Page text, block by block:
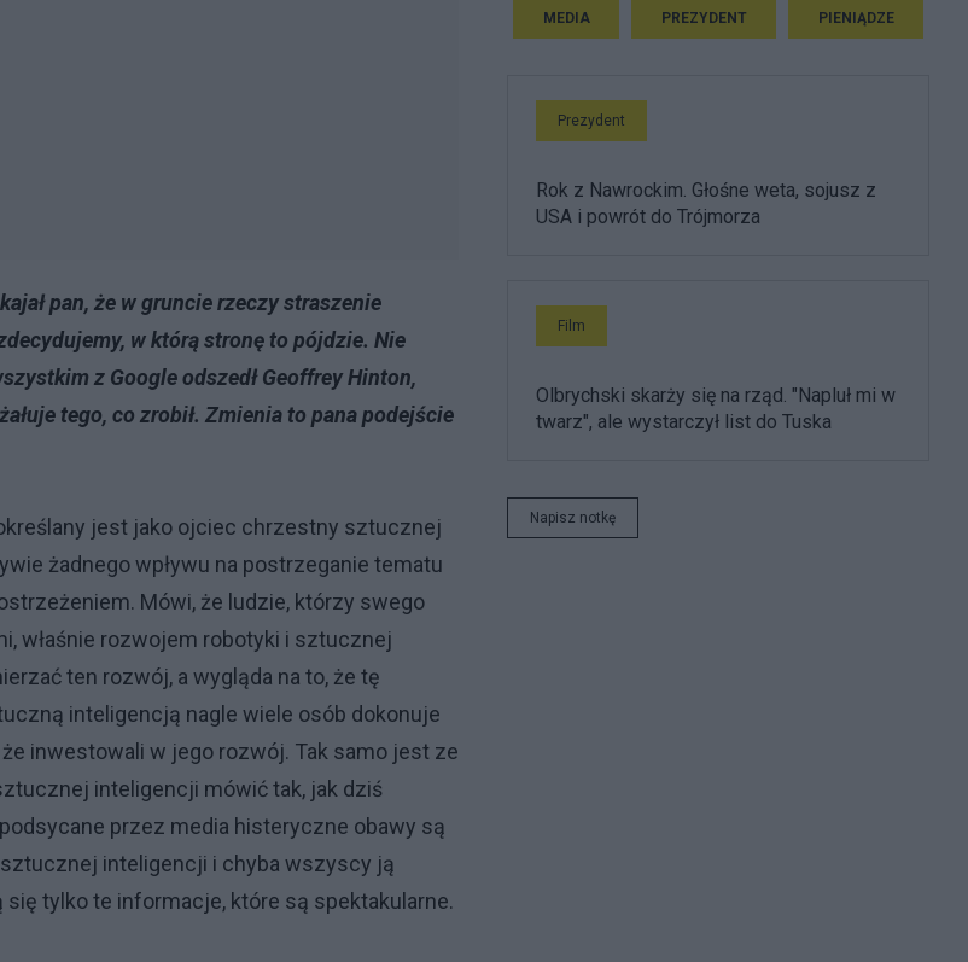
pan, że w gruncie rzeczy straszenie
w którą stronę to pójdzie. Nie
z Google odszedł Geoffrey Hinton,
tego, co zrobił. Zmienia to pana podejście
jest jako ojciec chrzestny sztucznej
żadnego wpływu na postrzeganie tematu
Mówi, że ludzie, którzy swego
właśnie rozwojem robotyki i sztucznej
ten rozwój, a wygląda na to, że tę
inteligencją nagle wiele osób dokonuje
inwestowali w jego rozwój. Tak samo jest ze
inteligencji mówić tak, jak dziś
przez media histeryczne obawy są
inteligencji i chyba wszyscy ją
tylko te informacje, które są spektakularne.
MEDIA PREZYDENT PIENIĄDZE
Prezydent
Rok z Nawrockim. Głośne weta, sojusz z
USA i powrót do Trójmorza
Film
Olbrychski skarży się na rząd. "Napluł mi w
twarz", ale wystarczył list do Tuska
Napisz notkę